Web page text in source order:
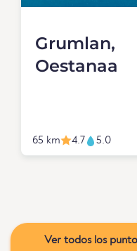
Grumlan,
Oestanaa
65 km 4.7 5.0
Ver todos los